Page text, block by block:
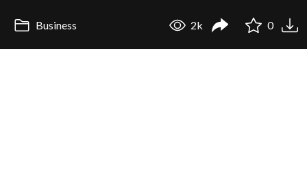
Business 2k 0